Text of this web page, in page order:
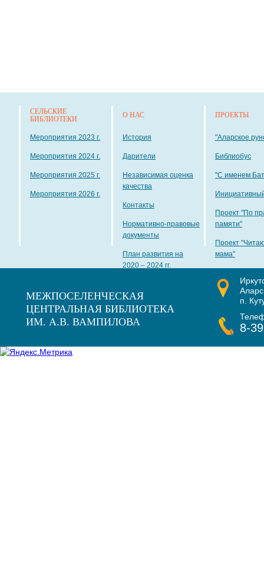
СЕЛЬСКИЕ
БИБЛИОТЕКИ
Мероприятия 2023 г.
Мероприятия 2024 г.
Мероприятия 2025 г.
Мероприятия 2026 г.
О НАС
История
Дарители
Независимая оценка
качества
Контакты
Нормативно-правовые
документы
План развития на
2020 – 2024 гг.
ПРОЕКТЫ
"Аларское
Библиобус
"С именем
Проект "По
памяти"
Проект
мама"
МЕЖПОСЕЛЕНЧЕСКАЯ
ЦЕНТРАЛЬНАЯ БИБЛИОТЕКА
ИМ. А.В. ВАМПИЛОВА
п.
8-